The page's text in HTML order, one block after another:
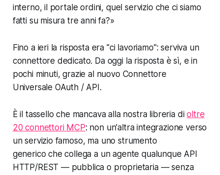
interno, il portale ordini, quel servizio che ci siamo
fatti su misura tre anni fa?»
Fino a ieri la risposta era "ci lavoriamo": serviva un
connettore dedicato. Da oggi la risposta è sì, e in
pochi minuti, grazie al nuovo Connettore
Universale OAuth / API.
È il tassello che mancava alla nostra libreria dioltre
20 connettori MCP: non un'altra integrazione verso
un servizio famoso, ma uno strumento
generico che collega a un agente qualunque API
HTTP/REST — pubblica o proprietaria — senza